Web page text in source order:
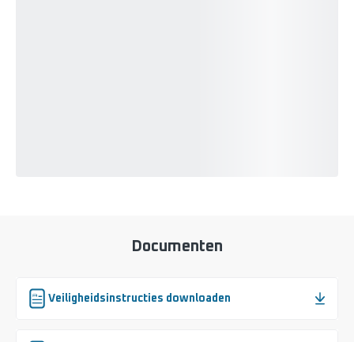
Documenten
Veiligheidsinstructies downloaden